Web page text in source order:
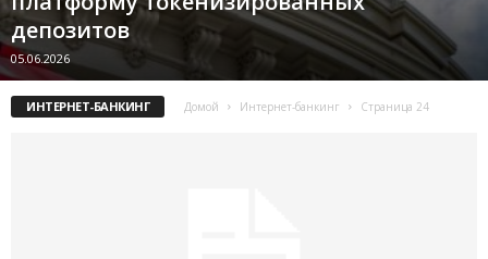
депозитов
05.06.2026
ИНТЕРНЕТ-БАНКИНГ Домой Интернет-банкинг Страница 24